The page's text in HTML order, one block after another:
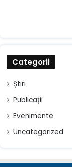
Categorii
Știri
Publicații
Evenimente
Uncategorized